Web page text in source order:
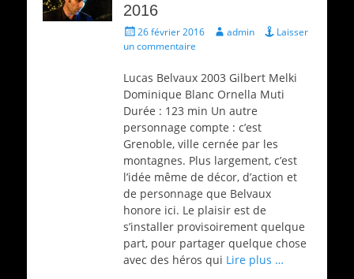
2016
Écrit
le
26 février 2016 Auteur
admin
Laisser
un commentaire
Lucas Belvaux 2003 Gilbert Melki
Dominique Blanc Ornella Muti
Durée : 123 min Un autre
personnage compte : c’est
Grenoble, ville cernée par les
montagnes. Plus largement, c’est
l’idée même de décor, d’action et
de personnage que Belvaux
honore ici. Le plaisir est de
s’installer provisoirement quelque
part, pour partager quelque chose
avec des héros qui Lire plus …